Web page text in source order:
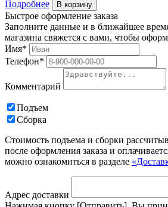
Подробнее В корзину
Быстрое оформление заказа
Заполните данные и в ближайшее
магазина свяжется с вами, чтобы
Имя*
Телефон*
Комментарий
Подъем
Сборка
Стоимость подъема и сборки
после оформления заказа и
можно ознакомиться в разделе
Адрес доставки